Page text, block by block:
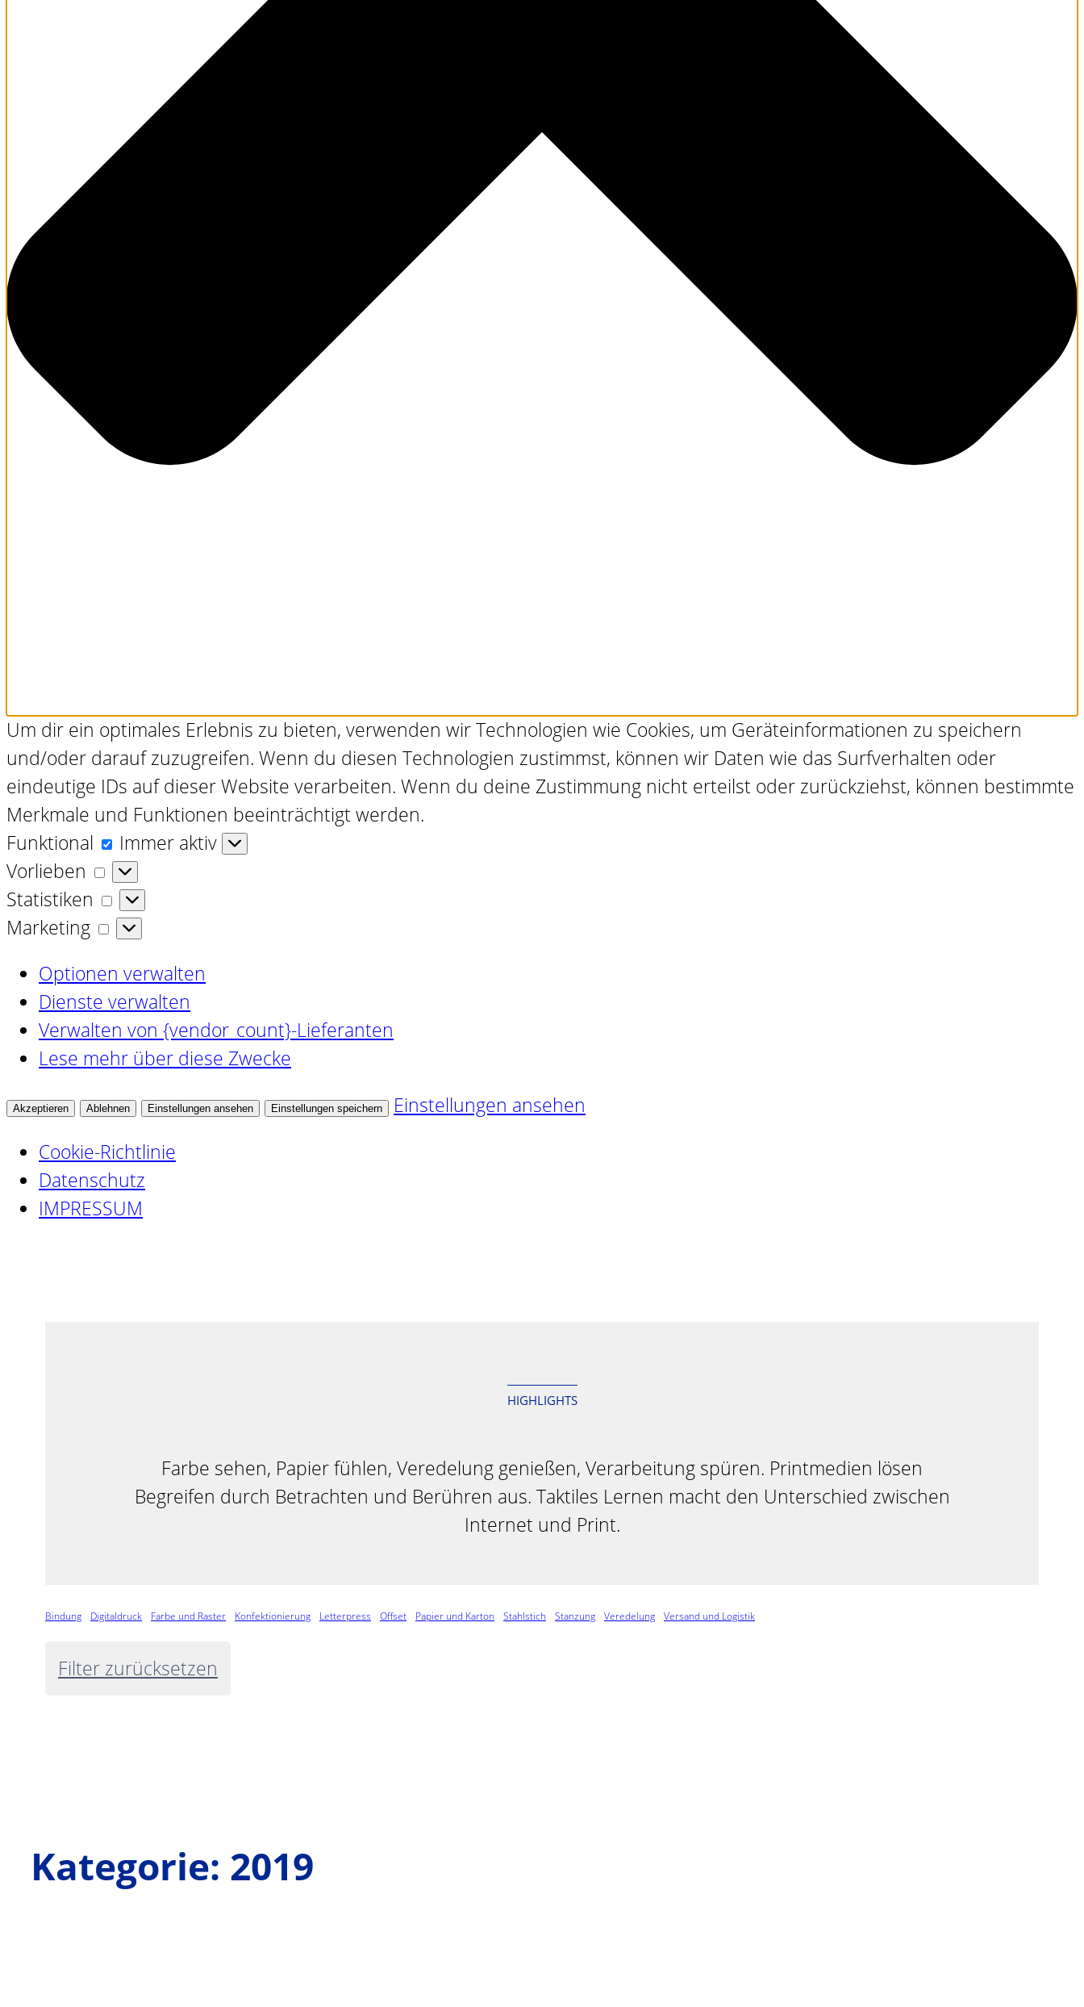
Um dir ein optimales Erlebnis zu bieten, verwenden wir Technologien wie Cookies, um Geräteinformationen zu speichern
und/oder darauf zuzugreifen. Wenn du diesen Technologien zustimmst, können wir Daten wie das Surfverhalten oder
eindeutige IDs auf dieser Website verarbeiten. Wenn du deine Zustimmung nicht erteilst oder zurückziehst, können bestimmte
Merkmale und Funktionen beeinträchtigt werden.
Funktional
Funktional
Immer aktiv
Vorlieben
Vorlieben
Statistiken
Statistiken
Marketing
Marketing
Optionen verwalten
Dienste verwalten
Verwalten von {vendor_count}-Lieferanten
Lese mehr über diese Zwecke
Akzeptieren Ablehnen Einstellungen ansehen Einstellungen speichern
Einstellungen ansehen
Cookie-Richtlinie
Datenschutz
IMPRESSUM
HIGHLIGHTS
Farbe sehen, Papier fühlen, Veredelung genießen, Verarbeitung spüren. Printmedien lösen
Begreifen durch Betrachten und Berühren aus. Taktiles Lernen macht den Unterschied zwischen
Internet und Print.
Bindung Digitaldruck Farbe und Raster Konfektionierung Letterpress Offset Papier und Karton Stahlstich Stanzung Veredelung Versand und Logistik
Filter zurücksetzen
Kategorie: 2019